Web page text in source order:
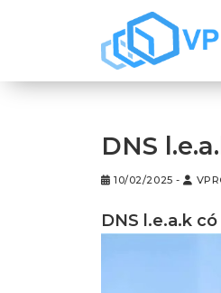
dung
DNS
10/02/2025 -
DNS l.e.a.k